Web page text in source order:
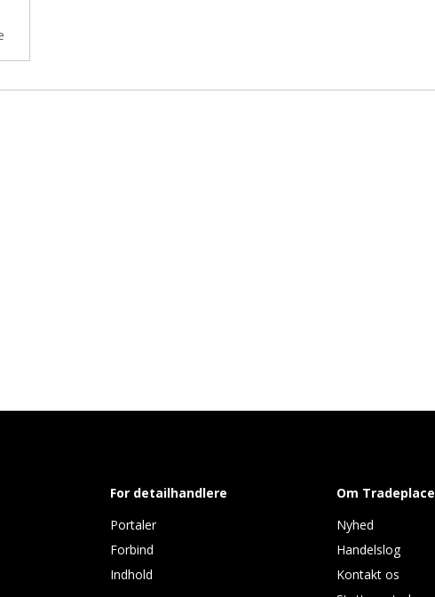
For detailhandlere
Portaler
Forbind
Indhold
Om Tradeplace
Nyhed
Handelslog
Kontakt os